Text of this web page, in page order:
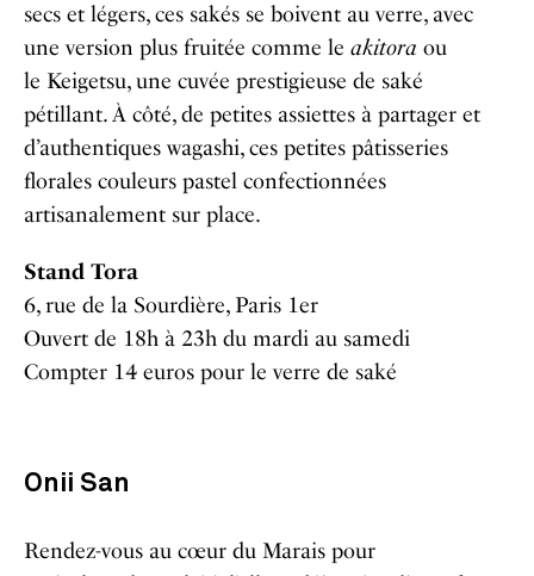
secs et légers, ces sakés se boivent au verre, avec
une version plus fruitée comme le akitora ou
le Keigetsu, une cuvée prestigieuse de saké
pétillant. À côté, de petites assiettes à partager et
d’authentiques wagashi, ces petites pâtisseries
florales couleurs pastel confectionnées
artisanalement sur place.
Stand Tora
6, rue de la Sourdière, Paris 1er
Ouvert de 18h à 23h du mardi au samedi
Compter 14 euros pour le verre de saké
Onii San
Rendez-vous au cœur du Marais pour